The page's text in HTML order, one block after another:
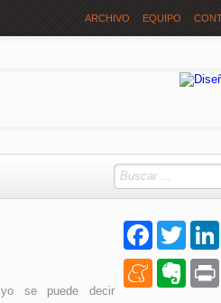
ARCHIVO EQUIPO
FacebookTwitter
Meneame
se puede decir